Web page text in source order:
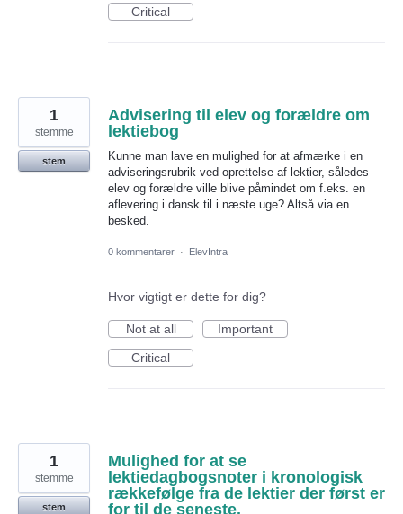
Critical
Advisering til elev og forældre om
lektiebog
Kunne man lave en mulighed for at afmærke i en
adviseringsrubrik ved oprettelse af lektier, således
elev og forældre ville blive påmindet om f.eks. en
aflevering i dansk til i næste uge? Altså via en
besked.
1
stemme
stem
0 kommentarer · ElevIntra
Hvor vigtigt er dette for dig?
Not at all
Important
Critical
Mulighed for at se
lektiedagbogsnoter i kronologisk
rækkefølge fra de lektier der først er
for til de seneste.
1
stemme
stem